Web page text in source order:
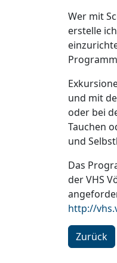
Wer mit
erstelle
und mit
oder bei
Tauchen
und
Das
der VHS
http://
Zurück